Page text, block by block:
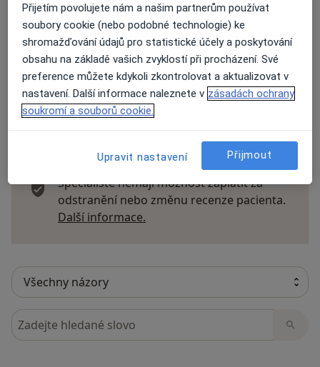
Názory
Přidejte svůj názor
23 názorů
Recenze pacientů jsou pro nás důležité.
Specialisté nemají možnost zaplatit za
odstranění nebo změnu recenze pacienta.
Další informace.
Hledejte v názorech
Přijetím povolujete nám a našim partnerům používat
soubory cookie (nebo podobné technologie) ke
shromažďování údajů pro statistické účely a poskytování
obsahu na základě vašich zvyklostí při procházení. Své
preference můžete kdykoli zkontrolovat a aktualizovat v
nastavení. Další informace naleznete v zásadách ochrany
soukromí a souborů cookie.
Upravit nastavení Přijmout